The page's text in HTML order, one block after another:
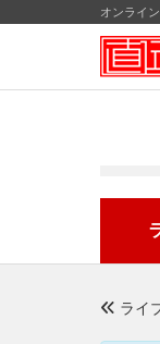
オンライ
ライ